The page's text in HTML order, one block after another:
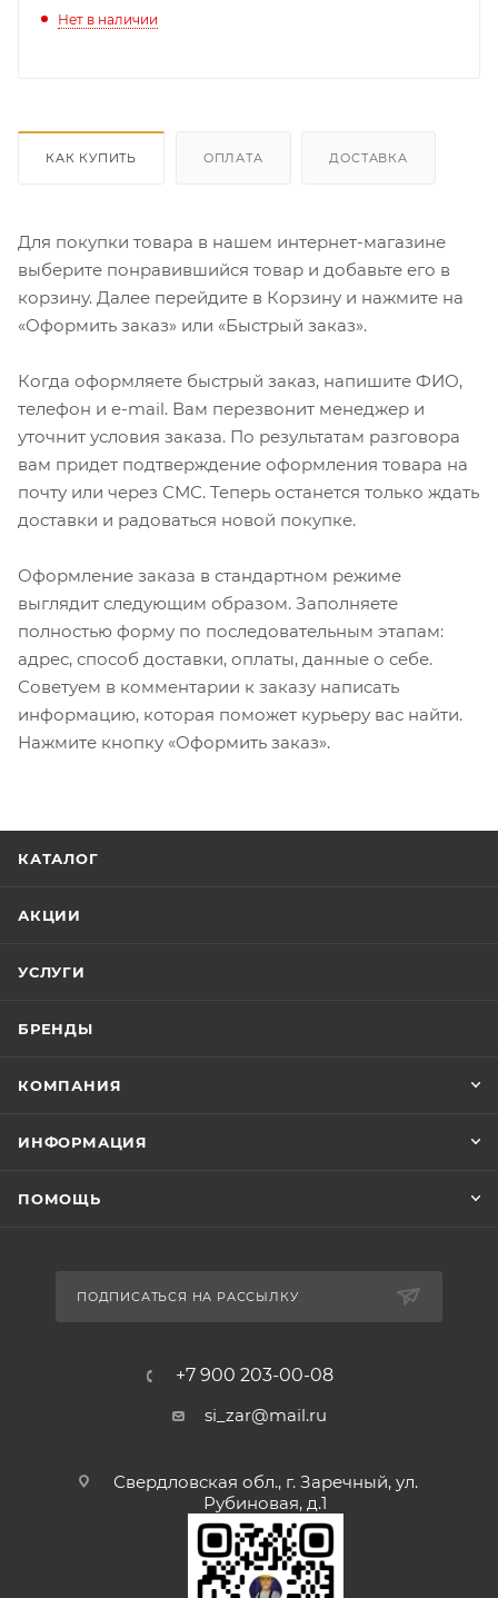
Нет в наличии
КАК КУПИТЬ ОПЛАТА ДОСТАВКА
Для покупки товара в нашем интернет-магазине
выберите понравившийся товар и добавьте его в
корзину. Далее перейдите в Корзину и нажмите на
«Оформить заказ» или «Быстрый заказ».
Когда оформляете быстрый заказ, напишите ФИО,
телефон и e-mail. Вам перезвонит менеджер и
уточнит условия заказа. По результатам разговора
вам придет подтверждение оформления товара на
почту или через СМС. Теперь останется только ждать
доставки и радоваться новой покупке.
Оформление заказа в стандартном режиме
выглядит следующим образом. Заполняете
полностью форму по последовательным этапам:
адрес, способ доставки, оплаты, данные о себе.
Советуем в комментарии к заказу написать
информацию, которая поможет курьеру вас найти.
Нажмите кнопку «Оформить заказ».
КАТАЛОГ
АКЦИИ
УСЛУГИ
БРЕНДЫ
КОМПАНИЯ
ИНФОРМАЦИЯ
ПОМОЩЬ
ПОДПИСАТЬСЯ НА РАССЫЛКУ
+7 900 203-00-08
si_zar@mail.ru
Свердловская обл., г. Заречный, ул.
Рубиновая, д.1